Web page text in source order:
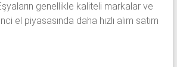
genellikle kaliteli markalar ve
el piyasasında daha hızlı alım satım